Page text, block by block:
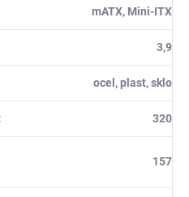
mATX, Mini-ITX
3,9
ocel, plast, sklo
: 320
157